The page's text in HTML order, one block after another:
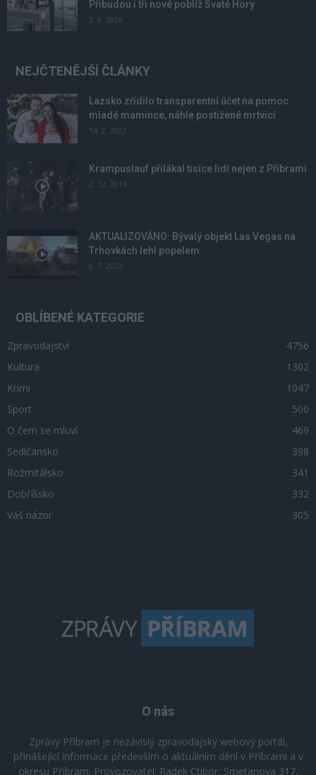
Přibudou i tři nové poblíž Svaté Hory
3. 8. 2026
NEJČTENĚJŠÍ ČLÁNKY
Lazsko zřídilo transparentní účet na pomoc
mladé mamince, náhle postižené mrtvicí
14. 2. 2023
Krampuslauf přilákal tisíce lidí nejen z Příbrami
2. 12. 2016
AKTUALIZOVÁNO: Bývalý objekt Las Vegas na
Trhovkách lehl popelem
8. 7. 2023
OBLÍBENÉ KATEGORIE
Zpravodajství
4756
Kultura
1302
Krimi
1047
Sport
500
O čem se mluví
469
Sedlčansko
398
Rožmitálsko
341
Dobříšsko
332
Váš názor
305
O nás
Zprávy Příbram je nezávislý zpravodajský webový portál,
přinášející informace především o aktuálním dění v Příbrami a v
okresu Příbram. Provozovatel: Radek Ctibor, Smetanova 317,